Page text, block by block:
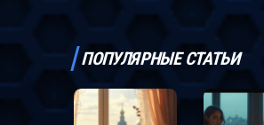
ПОПУЛЯРНЫЕ СТАТЬИ